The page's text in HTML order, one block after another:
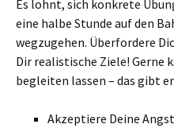
Es lohnt, sich konkrete
eine halbe Stunde auf den
wegzugehen. Überfordere
Dir realistische Ziele! Gerne
begleiten lassen – das gibt
Akzeptiere Deine